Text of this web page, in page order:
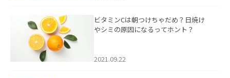
ビタミンCは朝つけちゃだめ？日焼け
やシミの原因になるってホント？
2021.09.22